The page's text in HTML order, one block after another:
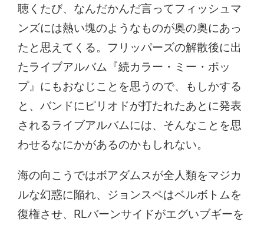
聴くたび、なんだかんだ言ってフィッシュマ
ンズには熱い塊のようなものが奥の奥にあっ
たと思えてくる。フリッパーズの解散後に出
たライブアルバム『続カラー・ミー・ポッ
プ』にもおなじことを思うので、もしかする
と、バンドにピリオドが打たれたあとに発表
されるライブアルバムには、そんなことを思
わせるなにかがあるのかもしれない。
海の向こうではボアダムスが全人類をマジカ
ルな幻惑に陥れ、ジョンスペはベルボトムを
復権させ、RLバーンサイドがエグいブギーを